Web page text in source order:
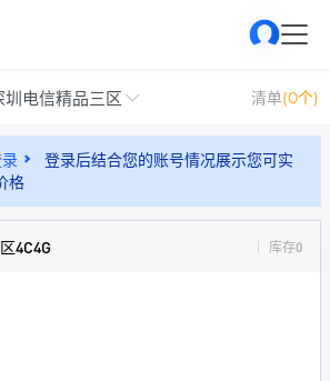
圳电信精品三区 清单(0个)
登录后结合您的账号情况展示您可实
格
4C4G 库存0